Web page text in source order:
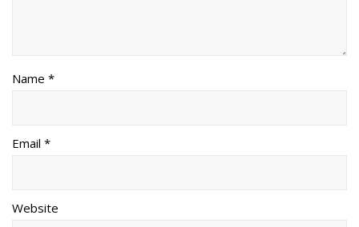
Name *
Email *
Website